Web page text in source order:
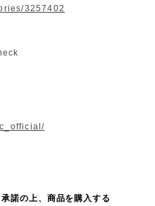
3257402
諾の上、商品を購入する